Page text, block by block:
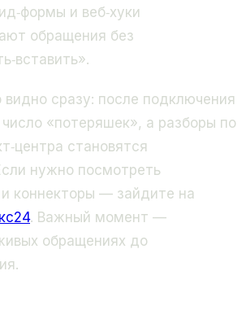
и веб‑хуки
обращения без
видно сразу: после подключения
«потеряшек», а разборы по
становятся
нужно посмотреть
коннекторы — зайдите на
. Важный момент —
обращениях до